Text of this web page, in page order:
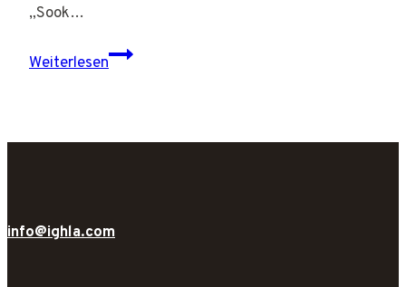
„Sook…
Weiterlesen
Sook
info@ighla.com